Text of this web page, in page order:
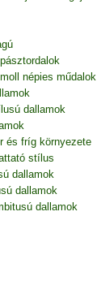
népies műdalok
dallamok
és fríg környezete
stílus
dallamok
dallamok
dallamok